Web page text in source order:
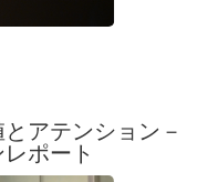
アテンション－
ポート